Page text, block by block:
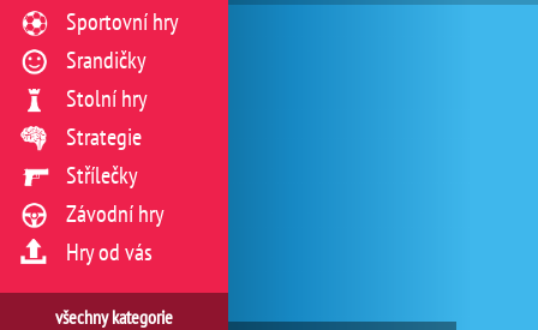
Sportovní hry
Srandičky
Stolní hry
Strategie
Střílečky
Závodní hry
Hry od vás
všechny kategorie